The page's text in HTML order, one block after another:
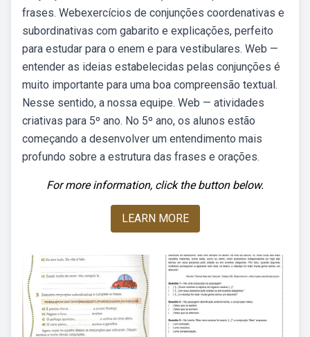
frases. Webexercícios de conjunções coordenativas e
subordinativas com gabarito e explicações, perfeito
para estudar para o enem e para vestibulares. Web —
entender as ideias estabelecidas pelas conjunções é
muito importante para uma boa compreensão textual.
Nesse sentido, a nossa equipe. Web — atividades
criativas para 5º ano. No 5º ano, os alunos estão
começando a desenvolver um entendimento mais
profundo sobre a estrutura das frases e orações.
For more information, click the button below.
LEARN MORE